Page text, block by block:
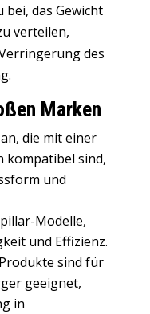
das Gewicht
verteilen,
des
Marken
die mit einer
kompatibel sind,
und
Modelle,
und Effizienz.
sind für
geeignet,
in